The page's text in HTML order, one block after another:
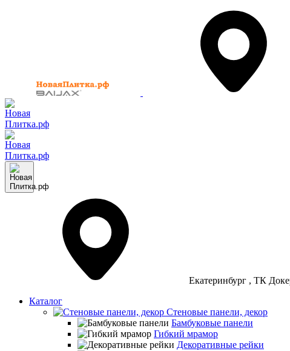
Екатеринбург , ТК
Каталог
Стеновые панели, декор
Бамбуковые панели
Гибкий мрамор
Декоративные рейки